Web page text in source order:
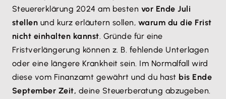
Steuererklärung 2024 am besten vor Ende Juli
stellen und kurz erläutern sollen, warum du die Frist
nicht einhalten kannst. Gründe für eine
Fristverlängerung können z. B. fehlende Unterlagen
oder eine längere Krankheit sein. Im Normalfall wird
diese vom Finanzamt gewährt und du hast bis Ende
September Zeit, deine Steuerberatung abzugeben.